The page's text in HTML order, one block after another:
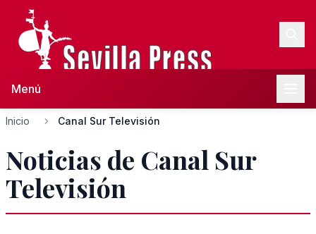
Menú
Inicio Canal Sur Televisión
Noticias de Canal Sur
Televisión